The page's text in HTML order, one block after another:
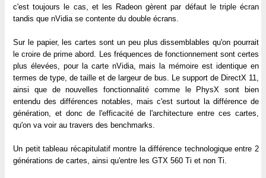
c'est toujours le cas, et les Radeon gèrent par défaut le triple écran
tandis que nVidia se contente du double écrans.
Sur le papier, les cartes sont un peu plus dissemblables qu'on pourrait
le croire de prime abord. Les fréquences de fonctionnement sont certes
plus élevées, pour la carte nVidia, mais la mémoire est identique en
termes de type, de taille et de largeur de bus. Le support de DirectX 11,
ainsi que de nouvelles fonctionnalité comme le PhysX sont bien
entendu des différences notables, mais c'est surtout la différence de
génération, et donc de l'efficacité de l'architecture entre ces cartes,
qu'on va voir au travers des benchmarks.
Un petit tableau récapitulatif montre la différence technologique entre 2
générations de cartes, ainsi qu'entre les GTX 560 Ti et non Ti.